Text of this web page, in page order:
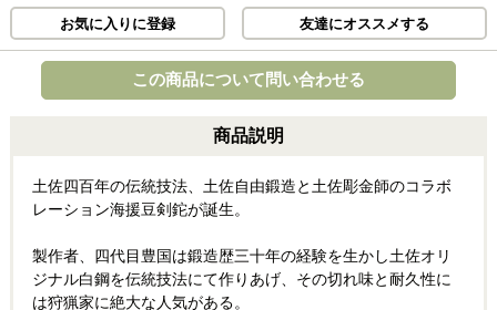
お気に入りに登録 友達にオススメする
この商品について問い合わせる
商品説明
土佐四百年の伝統技法、土佐自由鍛造と土佐彫金師のコラボ
レーション海援豆剣鉈が誕生。
製作者、四代目豊国は鍛造歴三十年の経験を生かし土佐オリ
ジナル白鋼を伝統技法にて作りあげ、その切れ味と耐久性に
は狩猟家に絶大な人気がある。